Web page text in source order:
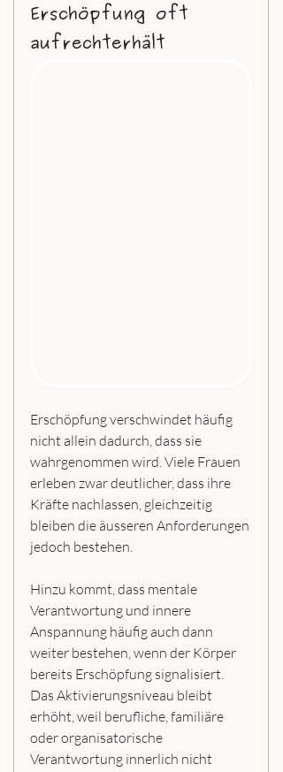
Erschöpfung oft
aufrechterhält
Erschöpfung verschwindet häufig
nicht allein dadurch, dass sie
wahrgenommen wird. Viele Frauen
erleben zwar deutlicher, dass ihre
Kräfte nachlassen, gleichzeitig
bleiben die äusseren Anforderungen
jedoch bestehen.
Hinzu kommt, dass mentale
Verantwortung und innere
Anspannung häufig auch dann
weiter bestehen, wenn der Körper
bereits Erschöpfung signalisiert.
Das Aktivierungsniveau bleibt
erhöht, weil berufliche, familiäre
oder organisatorische
Verantwortung innerlich nicht